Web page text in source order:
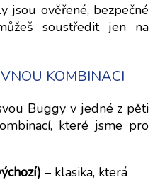
jsou ověřené, bezpečné
soustředit jen na
KOMBINACI
Buggy v jedné z pěti
které jsme pro
– klasika, která